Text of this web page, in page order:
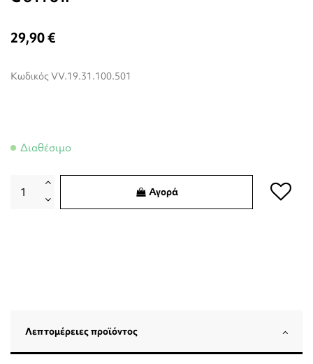
29,90 €
Κωδικός VV.19.31.100.501
Διαθέσιμο
Αγορά
Λεπτομέρειες προϊόντος